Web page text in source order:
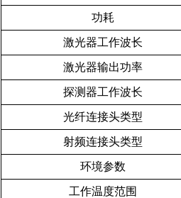
功耗
激光器工作波长
激光器输出功率
探测器工作波长
光纤连接头类型
射频连接头类型
环境参数
工作温度范围